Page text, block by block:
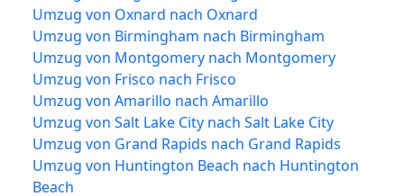
Umzug von Oxnard nach Oxnard
Umzug von Birmingham nach Birmingham
Umzug von Montgomery nach Montgomery
Umzug von Frisco nach Frisco
Umzug von Amarillo nach Amarillo
Umzug von Salt Lake City nach Salt Lake City
Umzug von Grand Rapids nach Grand Rapids
Umzug von Huntington Beach nach Huntington
Beach